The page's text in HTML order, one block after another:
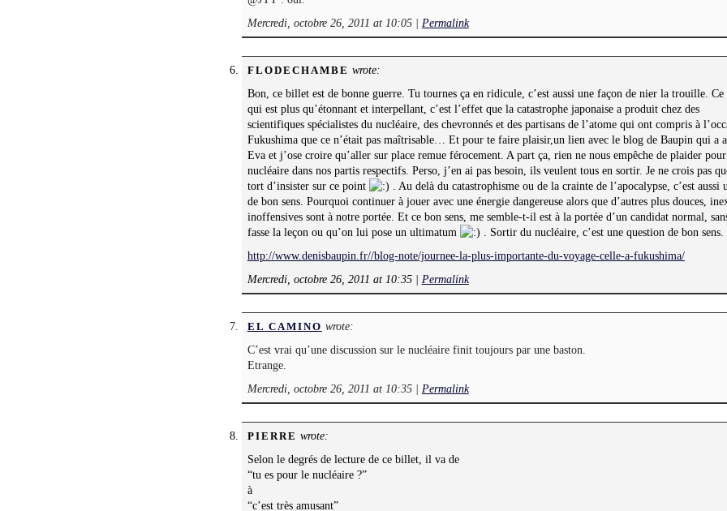
Mercredi, octobre 26, 2011 at 10:05 | Permalink
FLODECHAMBE wrote:
Bon, ce billet est de bonne guerre. Tu tournes ça en ridicule, c’est aussi une façon de nier la trouille. Ce
qui est plus qu’étonnant et interpellant, c’est l’effet que la catastrophe japonaise a produit chez des
scientifiques spécialistes du nucléaire, des chevronnés et des partisans de l’atome qui ont compris à
Fukushima que ce n’était pas maîtrisable… Et pour te faire plaisir,un lien avec le blog de Baupin qui a
Eva et j’ose croire qu’aller sur place remue férocement. A part ça, rien ne nous empêche de plaider
nucléaire dans nos partis respectifs. Perso, j’en ai pas besoin, ils veulent tous en sortir. Je ne crois pas
tort d’insister sur ce point
. Au delà du catastrophisme ou de la crainte de l’apocalypse, c’est aussi
de bon sens. Pourquoi continuer à jouer avec une énergie dangereuse alors que d’autres plus douces,
inoffensives sont à notre portée. Et ce bon sens, me semble-t-il est à la portée d’un candidat normal,
fasse la leçon ou qu’on lui pose un ultimatum
. Sortir du nucléaire, c’est une question de bon sens.
http://www.denisbaupin.fr//blog-note/journee-la-plus-importante-du-voyage-celle-a-fukushima/
Mercredi, octobre 26, 2011 at 10:35 | Permalink
EL CAMINO wrote:
C’est vrai qu’une discussion sur le nucléaire finit toujours par une baston.
Etrange.
Mercredi, octobre 26, 2011 at 10:35 | Permalink
PIERRE wrote:
Selon le degrés de lecture de ce billet, il va de
“tu es pour le nucléaire ?”
à
“c’est très amusant”